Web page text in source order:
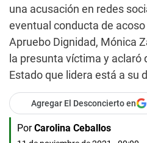
una acusación en redes
eventual conducta de
Apruebo Dignidad, Mónica
la presunta víctima y aclaró
Estado que lidera está a su
Agregar El Desconcierto en
Por Carolina Ceballos